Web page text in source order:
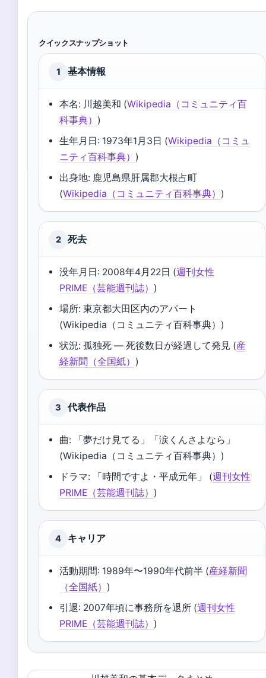
クイックスナップショット
1 基本情報
本名: 川越美和 (Wikipedia（コミュニティ百
科事典） )
生年月日: 1973年1月3日 (Wikipedia（コミュ
ニティ百科事典） )
出身地: 鹿児島県肝属郡大根占町
(Wikipedia（コミュニティ百科事典） )
2 死去
没年月日: 2008年4月22日 (週刊女性
PRIME（芸能週刊誌） )
場所: 東京都大田区内のアパート
(Wikipedia（コミュニティ百科事典）)
状況: 孤独死 — 死後数日が経過して発見 (産
経新聞（全国紙） )
3 代表作品
曲: 「夢だけ見てる」「涙くんさよなら」
(Wikipedia（コミュニティ百科事典）)
ドラマ: 「時間ですよ・平成元年」 (週刊女性
PRIME（芸能週刊誌） )
4 キャリア
活動期間: 1989年〜1990年代前半 (産経新聞
（全国紙） )
引退: 2007年頃に事務所を退所 (週刊女性
PRIME（芸能週刊誌） )